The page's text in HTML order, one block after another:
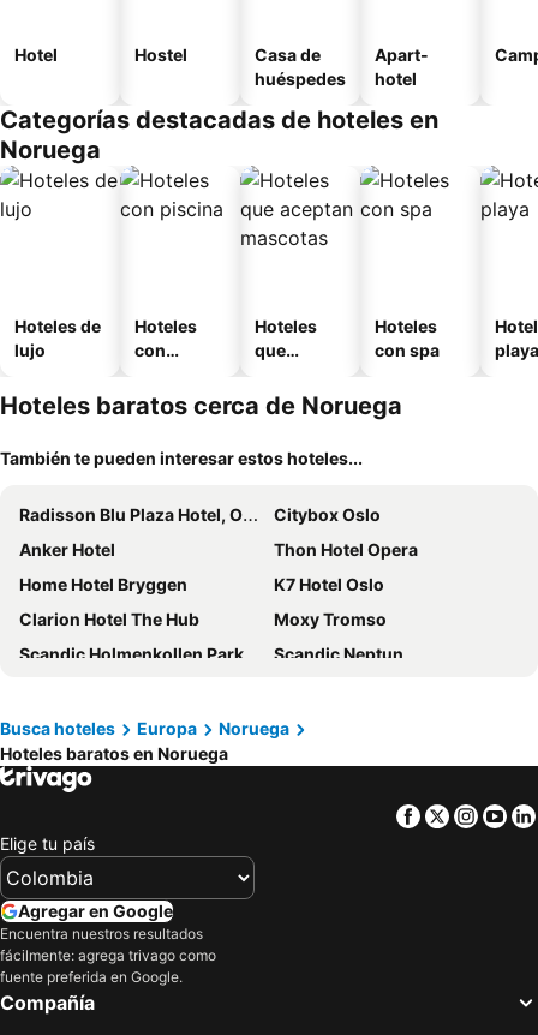
Hotel Hostel
Casa de
huéspedes
Apart-
hotel
Categorías destacadas de hoteles en
Noruega
Hoteles de
lujo
Hoteles
con
Hoteles
que
mascotas
Hoteles
con spa
playa
Hoteles baratos cerca de Noruega
También te pueden interesar estos hoteles...
Radisson Blu Plaza Hotel, Oslo
Citybox Oslo
Anker Hotel
Thon Hotel Opera
Home Hotel Bryggen
K7 Hotel Oslo
Clarion Hotel The Hub
Moxy Tromso
Scandic Holmenkollen Park
Scandic Neptun
Radisson Blu Scandinavia Hotel, Oslo
Scandic Torget Bergen
Comfort Hotel Xpress Youngstorget
Pingvinhotellet UNN Tromsø
Comfort Hotel Xpress Central Station
Karl Johan Hotel
Scandic Bergen City
Clarion Hotel The Edge
Quality Hotel 33
Quality Hotel Sogndal
Busca hoteles Europa
Noruega
Hoteles baratos en Noruega
Facebook
Twitter
Elige tu país
Agregar en Google
Encuentra nuestros resultados
fácilmente: agrega trivago como
fuente preferida en Google.
Compañía